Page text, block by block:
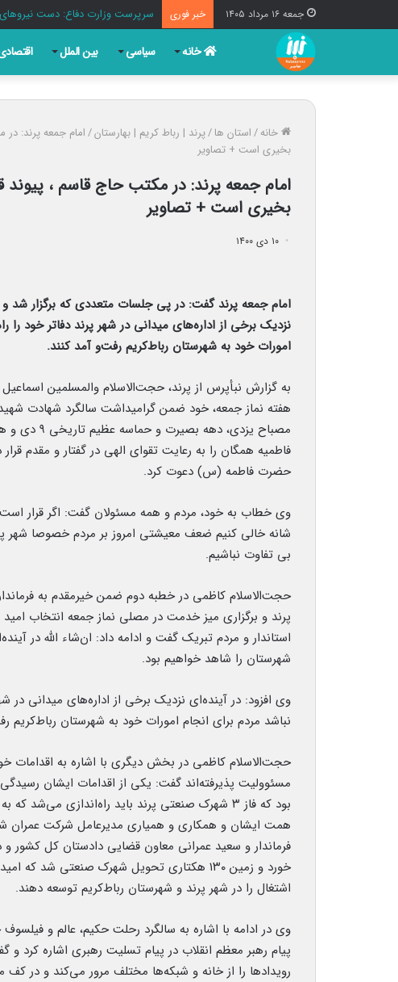
جمعه ۱۶ مرداد ۱۴۰۵ خبر فوری سرپرست وزارت دفاع: دست
خانه سیاسی بین الملل
خانه/استان ها/پرند | رباط کریم | بهارستان/امام جمعه پرند:
بخیری است + تصاویر
امام جمعه پرند: در مکتب حاج قاسم ،
بخیری است + تصاویر
۱۰ دی ۱۴۰۰
امام جمعه پرند گفت: در پی جلسات متعددی که برگزار شد
نزدیک برخی از اداره‌های میدانی در شهر پرند دفاتر خود را
امورات خود به شهرستان رباط‌کریم رفت‌و آمد کنند.
به گزارش نبأپرس از پرند، حجت‌الاسلام والمسلمین
هفته نماز جمعه، خود ضمن گرامیداشت سالگرد شهادت
مصباح
فاطمیه همگان را به رعایت تقوای الهی در گفتار و مقدم
حضرت فاطمه (س) دعوت کرد.
وی خطاب به خود، مردم و همه مسئولان گفت: اگر قرار است
شانه خالی کنیم ضعف معیشتی امروز بر مردم خصوصا شهر
بی تفاوت نباشیم.
حجت‌الاسلام کاظمی در خطبه دوم ضمن خیرمقدم به
پرند و برگزاری میز خدمت در مصلی نماز جمعه انتخاب امید
استاندار و مردم تبریک گفت و ادامه داد: ان‌شاء الله در
شهرستان را شاهد خواهیم بود.
وی افزود: در آینده‌ای نزدیک برخی از اداره‌های میدانی در
نباشد مردم برای انجام امورات خود به شهرستان رباط‌کریم
حجت‌الاسلام کاظمی در بخش دیگری با اشاره به اقدامات
بود که فاز ۳ شهرک صنعتی پرند باید راه‌اندازی
همت ایشان و همکاری و همیاری مدیرعامل شرکت عمران
فرماندار و سعید عمرانی معاون قضایی دادستان کل کشور
خورد و زمین ۱۳۰ هکتاری تحویل شهرک صنعتی
اشتغال را در شهر پرند و شهرستان رباط‌کریم توسعه دهند.
وی در ادامه با اشاره به سالگرد رحلت حکیم، عالم و
پیام رهبر معظم انقلاب در پیام تسلیت رهبری اشاره
رویدادها را از خانه و شبکه‌ها مختلف مرور می‌کند و